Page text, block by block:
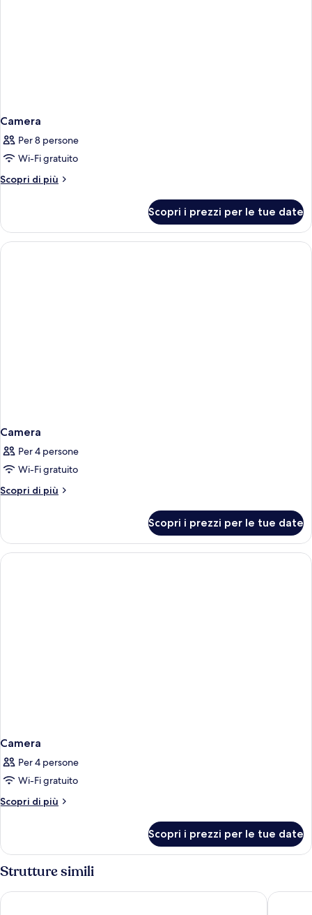
Camera
Per 8 persone
Wi-Fi gratuito
Scopri di più
Altri
Scopri i prezzi per le tue date
Camera
Per 4 persone
Wi-Fi gratuito
Scopri di più
Altri
Scopri i prezzi per le tue date
Camera
Per 4 persone
Wi-Fi gratuito
Scopri di più
Altri
Scopri i prezzi per le tue date
Strutture simili
Arma Museum & Resort Aksmi